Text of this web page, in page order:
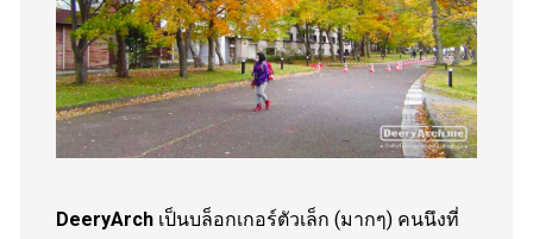
DeeryArch เป็นบล็อกเกอร์ตัวเล็ก (มากๆ) คนนึงที่